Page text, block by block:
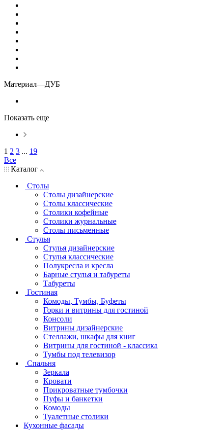
Материал—ДУБ
Показать еще
1 2 3 ... 19
Все
Каталог
Столы
Столы дизайнерские
Столы классические
Столики кофейные
Столики журнальные
Столы письменные
Стулья
Стулья дизайнерские
Стулья классические
Полукресла и кресла
Барные стулья и табуреты
Табуреты
Гостиная
Комоды, Тумбы, Буфеты
Горки и витрины для гостиной
Консоли
Витрины дизайнерские
Стеллажи, шкафы для книг
Витрины для гостиной - классика
Тумбы под телевизор
Спальня
Зеркала
Кровати
Прикроватные тумбочки
Пуфы и банкетки
Комоды
Туалетные столики
Кухонные фасады